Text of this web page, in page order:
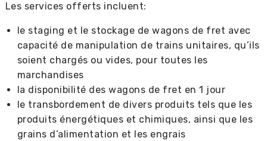
Les services offerts incluent:
le staging et le stockage de wagons de fret avec
capacité de manipulation de trains unitaires, qu’ils
soient chargés ou vides, pour toutes les
marchandises
la disponibilité des wagons de fret en 1 jour
le transbordement de divers produits tels que les
produits énergétiques et chimiques, ainsi que les
grains d’alimentation et les engrais